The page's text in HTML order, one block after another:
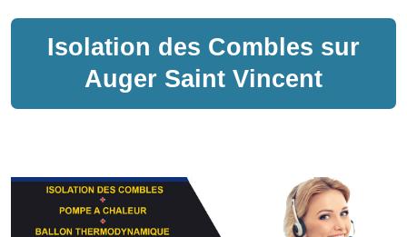
Isolation des Combles sur
Auger Saint Vincent